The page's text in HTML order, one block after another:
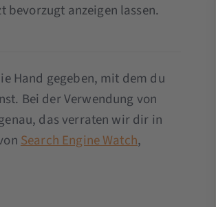
bevorzugt anzeigen lassen.
Hand gegeben, mit dem du
Bei der Verwendung von
das verraten wir dir in
Search Engine Watch,